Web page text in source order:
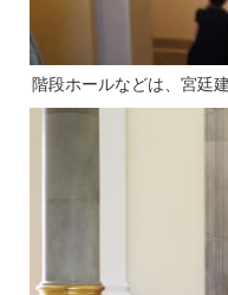
階段ホールなどは、宮廷